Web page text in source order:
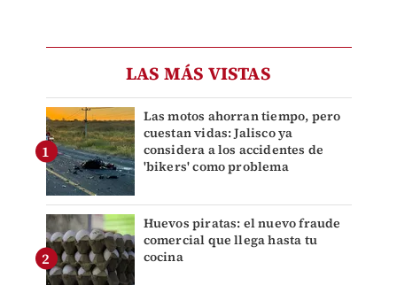
LAS MÁS VISTAS
Las motos ahorran tiempo, pero
cuestan vidas: Jalisco ya
considera a los accidentes de
'bikers' como problema
Huevos piratas: el nuevo fraude
comercial que llega hasta tu
cocina